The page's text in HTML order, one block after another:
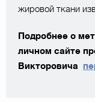
жировой ткани
Подробнее о
личном сайте
Викторовича